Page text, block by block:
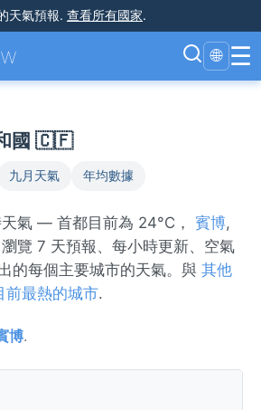
天氣預報. 查看所有國家.
🌐 ☰
國 🇨🇫
九月天氣 年均數據
氣 — 首都目前為 24°C， 賓博,
覽 7 天預報、每小時更新、空氣
的每個主要城市的天氣。與 其他
前最熱的城市.
博.